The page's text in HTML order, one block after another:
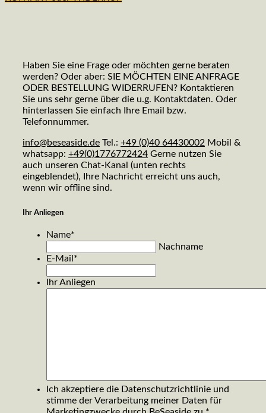
Haben Sie eine Frage oder möchten gerne beraten
werden? Oder aber: SIE MÖCHTEN EINE ANFRAGE
ODER BESTELLUNG WIDERRUFEN? Kontaktieren
Sie uns sehr gerne über die u.g. Kontaktdaten. Oder
hinterlassen Sie einfach Ihre Email bzw.
Telefonnummer.
info@beseaside.de Tel.: +49 (0)40 64430002 Mobil &
whatsapp: +49(0)1776772424 Gerne nutzen Sie
auch unseren Chat-Kanal (unten rechts
eingeblendet), Ihre Nachricht erreicht uns auch,
wenn wir offline sind.
Ihr Anliegen
Name*
Nachname
E-Mail *
Ihr Anliegen
Ich akzeptiere die Datenschutzrichtlinie und
stimme der Verarbeitung meiner Daten für